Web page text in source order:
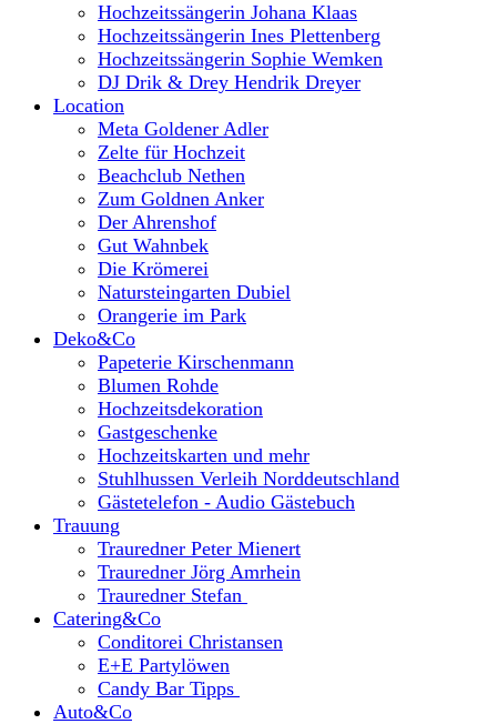
Hochzeitssängerin Johana Klaas
Hochzeitssängerin Ines Plettenberg
Hochzeitssängerin Sophie Wemken
DJ Drik & Drey Hendrik Dreyer
Location
Meta Goldener Adler
Zelte für Hochzeit
Beachclub Nethen
Zum Goldnen Anker
Der Ahrenshof
Gut Wahnbek
Die Krömerei
Natursteingarten Dubiel
Orangerie im Park
Deko&Co
Papeterie Kirschenmann
Blumen Rohde
Hochzeitsdekoration
Gastgeschenke
Hochzeitskarten und mehr
Stuhlhussen Verleih Norddeutschland
Gästetelefon - Audio Gästebuch
Trauung
Trauredner Peter Mienert
Trauredner Jörg Amrhein
Trauredner Stefan
Catering&Co
Conditorei Christansen
E+E Partylöwen
Candy Bar Tipps
Auto&Co